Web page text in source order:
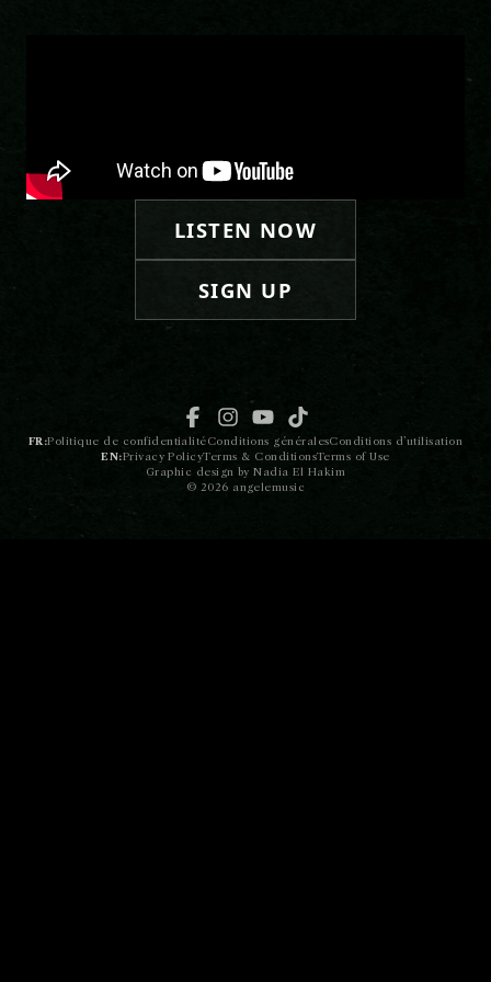
LISTEN NOW
SIGN UP
FR:Politique de confidentialitéConditions généralesConditions d’utilisation
EN:Privacy PolicyTerms & ConditionsTerms of Use
Graphic design by Nadia El Hakim
© 2026 angelemusic